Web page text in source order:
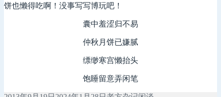
饼也懒得吃啊！没事写写博玩吧！
囊中羞涩归不易
仲秋月饼已嫌腻
缥缈寒宫懒抬头
饱睡留意弄闲笔